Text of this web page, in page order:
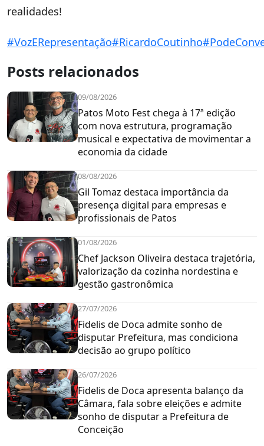
realidades!
#VozERepresentação#RicardoCoutinho
Posts relacionados
09/08/2026
Patos Moto Fest chega à 17ª edição
com nova estrutura, programação
musical e expectativa de movimentar a
economia da cidade
08/08/2026
Gil Tomaz destaca importância da
presença digital para empresas e
profissionais de Patos
01/08/2026
Chef Jackson Oliveira destaca trajetória,
valorização da cozinha nordestina e
gestão gastronômica
27/07/2026
Fidelis de Doca admite sonho de
disputar Prefeitura, mas condiciona
decisão ao grupo político
26/07/2026
Fidelis de Doca apresenta balanço da
Câmara, fala sobre eleições e admite
sonho de disputar a Prefeitura de
Conceição